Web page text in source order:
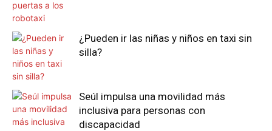
¿Pueden ir las niñas y niños en taxi sin
silla?
Seúl impulsa una movilidad más
inclusiva para personas con
discapacidad